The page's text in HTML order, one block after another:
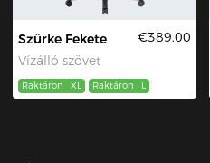
Szürke Fekete
Vízálló szövet
€389.00
Raktáron XL Raktáron L